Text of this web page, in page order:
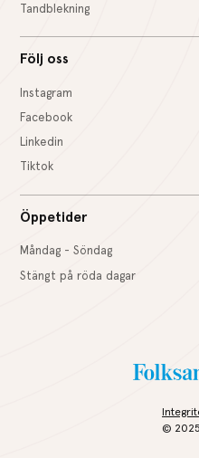
Tandblekning
Följ oss
Instagram
Facebook
Linkedin
Tiktok
Öppetider
Måndag - Söndag
Stängt på röda dagar
©